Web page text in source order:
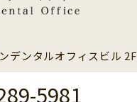
デンタルオフィスビル 2F
5981